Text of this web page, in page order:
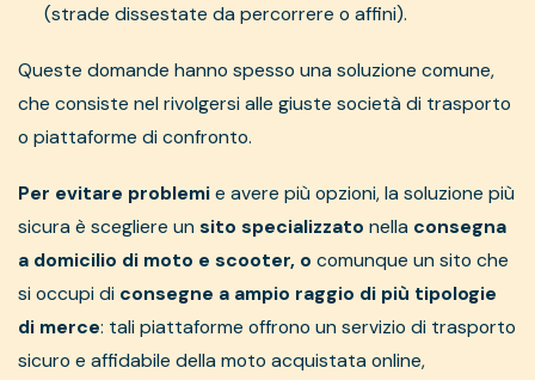
(strade dissestate da percorrere o affini).
Queste domande hanno spesso una soluzione comune,
che consiste nel rivolgersi alle giuste società di trasporto
o piattaforme di confronto.
Per evitare problemie avere più opzioni, la soluzione più
sicura è scegliere un sito specializzato nella consegna
a domicilio di moto e scooter, o comunque un sito che
si occupi di consegne a ampio raggio di più tipologie
di merce: tali piattaforme offrono un servizio di trasporto
sicuro e affidabile della moto acquistata online,